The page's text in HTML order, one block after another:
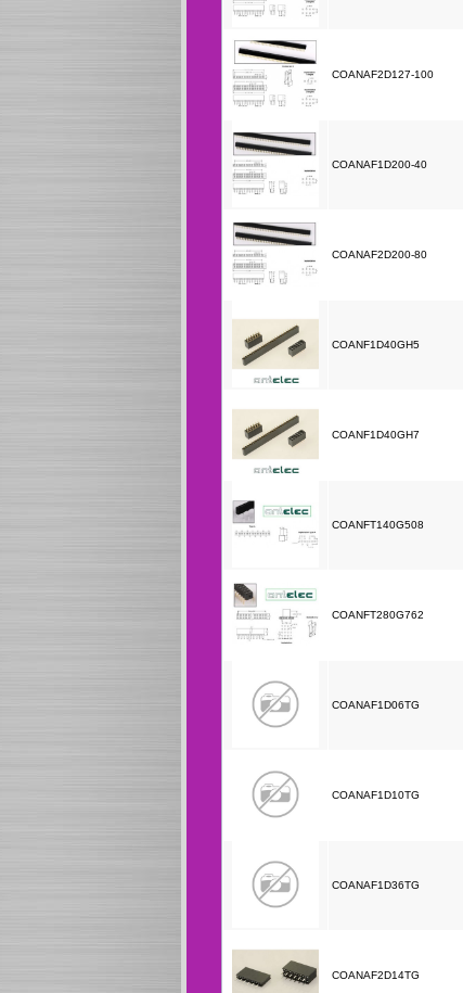
COANAF2D127-100
COANAF1D200-40
COANAF2D200-80
COANF1D40GH5
COANF1D40GH7
COANFT140G508
COANFT280G762
COANAF1D06TG
COANAF1D10TG
COANAF1D36TG
COANAF2D14TG